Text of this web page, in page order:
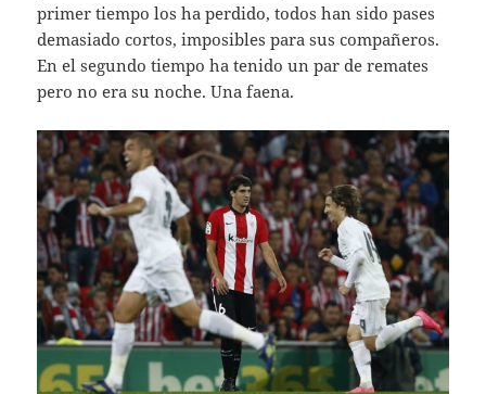
primer tiempo los ha perdido, todos han sido pases
demasiado cortos, imposibles para sus compañeros.
En el segundo tiempo ha tenido un par de remates
pero no era su noche. Una faena.